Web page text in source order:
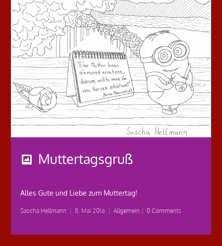
Muttertagsgruß
Alles Gute und Liebe zum Muttertag!
Sascha Hellmann 8. Mai 2016 Allgemein 0 Comments